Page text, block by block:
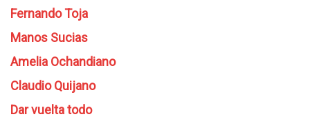
Fernando Toja
Manos Sucias
Amelia Ochandiano
Claudio Quijano
Dar vuelta todo